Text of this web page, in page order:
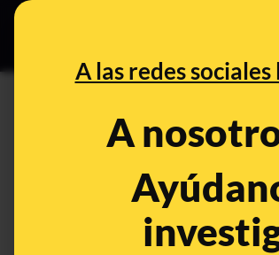
A las redes sociales
A
No, los test de
preparados para
Jan 26, 2021, 11:14:18 AM